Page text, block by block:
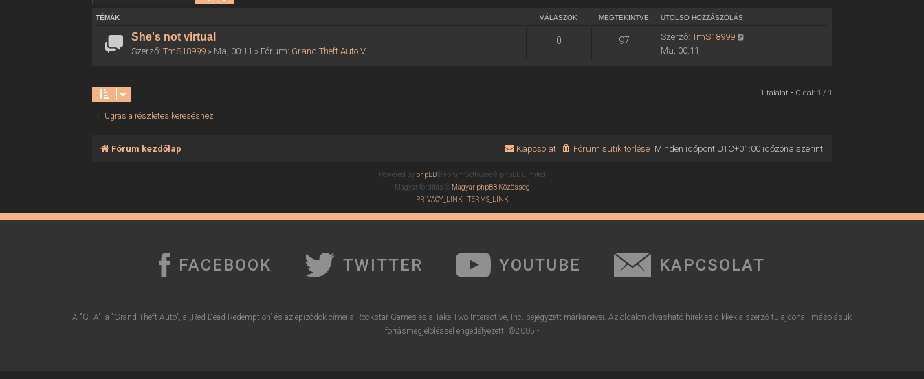
TÉMÁK VÁLASZOK MEGTEKINTVE UTOLSÓ HOZZÁSZÓLÁS
She's not virtual
Szerző:TmS18999 » Ma, 00:11 » Fórum: Grand Theft Auto V
0 97 Szerző: TmS18999
Ma, 00:11
1 találat • Oldal: 1 / 1
Ugrás a részletes kereséshez
Fórum kezdőlap Minden időpont UTC+01:00időzóna szerinti
Fórum sütik törlése
Kapcsolat
Powered by phpBB® Forum Software © phpBB Limited
Magyar fordítás © Magyar phpBB Közösség
PRIVACY_LINK |TERMS_LINK
FACEBOOK TWITTER YOUTUBE KAPCSOLAT
A "GTA", a "Grand Theft Auto", a „Red Dead Redemption” és az epizódok címei a Rockstar Games és a Take-Two Interactive, Inc. bejegyzett márkanevei. Az oldalon olvasható hírek és cikkek a szerző tulajdonai, másolásuk
forrásmegjelöléssel engedélyezett. ©2005 -